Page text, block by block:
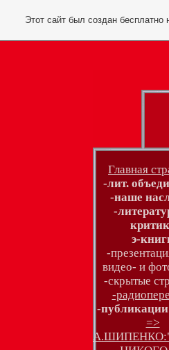
Главная
-лит.
-наше
-
э-
-
видео- и
-скрытые
-
-
=>
Этот сайт был создан бесплатно